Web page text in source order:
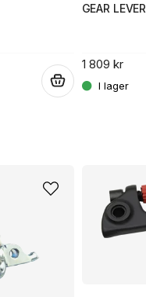
GEAR LEVER
1 809 kr